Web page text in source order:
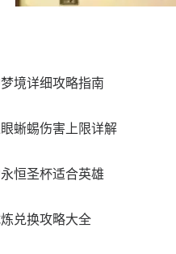
境详细攻略指南
蜥蜴伤害上限详解
恒圣杯适合英雄
兑换攻略大全